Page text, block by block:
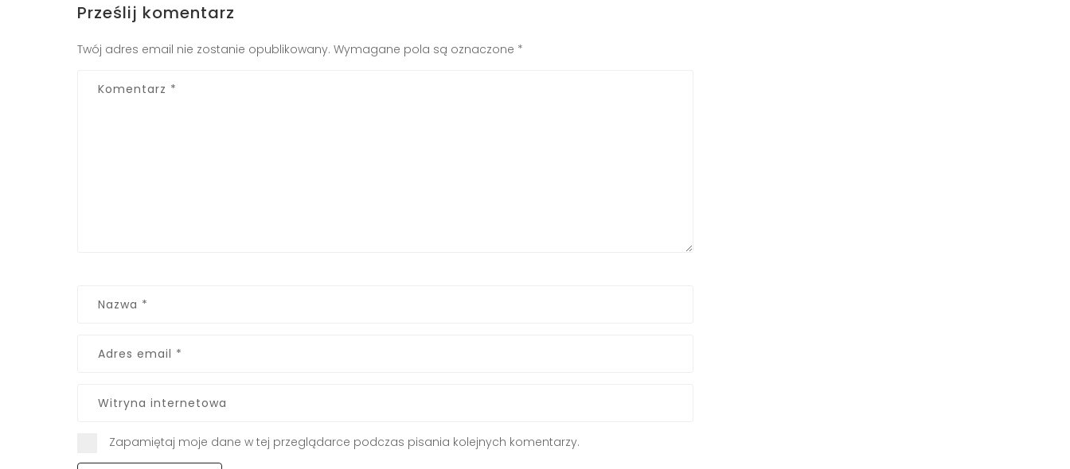
Prześlij komentarz
Twój adres email nie zostanie opublikowany. Wymagane pola są oznaczone *
Zapamiętaj moje dane w tej przeglądarce podczas pisania kolejnych komentarzy.